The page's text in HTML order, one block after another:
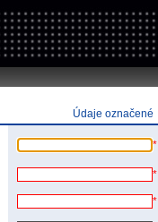
syst�my
Údaje označené
*
*
*